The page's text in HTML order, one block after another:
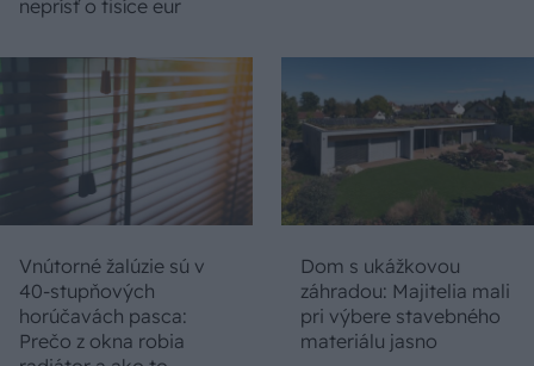
neprísť o tisíce eur
Vnútorné žalúzie sú v
40-stupňových
horúčavách pasca:
Prečo z okna robia
Dom s ukážkovou
záhradou: Majitelia mali
pri výbere stavebného
materiálu jasno